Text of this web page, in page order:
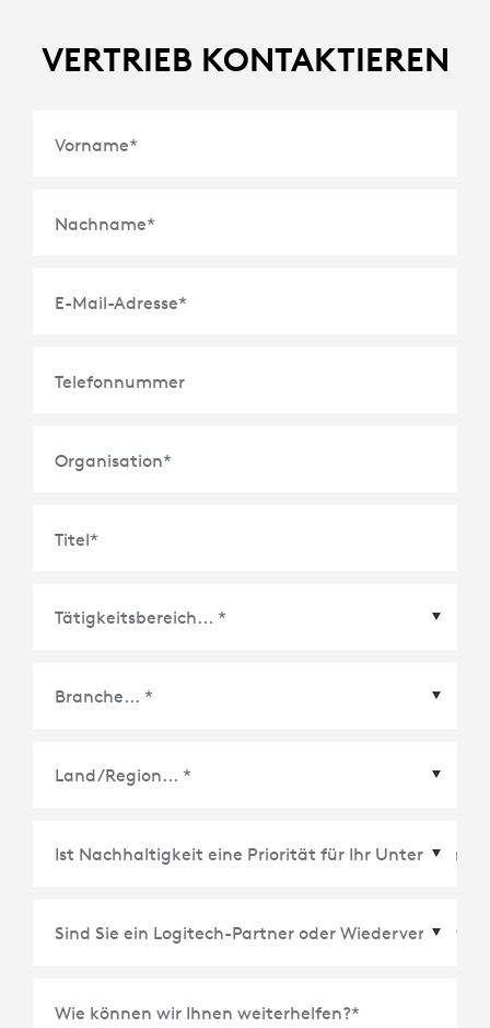
VERTRIEB KONTAKTIEREN
Vorname*
Nachname*
E-Mail-Adresse*
Telefonnummer
Organisation*
Titel*
Wie können wir Ihnen weiterhelfen?*